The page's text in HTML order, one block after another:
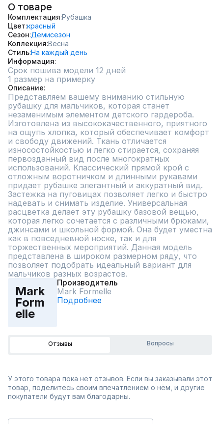
О товаре
Комплектация Рубашка
Цвет красный
Сезон Демисезон
Коллекция Весна
СтильНа каждый день
Информация
Срок пошива модели 12 дней
1 размер на примерку
Описание
Представляем вашему вниманию стильную
рубашку для мальчиков, которая станет
незаменимым элементом детского гардероба.
Изготовлена из высококачественного, приятного
на ощупь хлопка, который обеспечивает комфорт
и свободу движений. Ткань отличается
износостойкостью и легко стирается, сохраняя
первозданный вид после многократных
использований. Классический прямой крой с
отложным воротничком и длинными рукавами
придает рубашке элегантный и аккуратный вид.
Застежка на пуговицах позволяет легко и быстро
надевать и снимать изделие. Универсальная
расцветка делает эту рубашку базовой вещью,
которая легко сочетается с различными брюками,
джинсами и школьной формой. Она будет уместна
как в повседневной носке, так и для
торжественных мероприятий. Данная модель
представлена в широком размерном ряду, что
позволяет подобрать идеальный вариант для
мальчиков разных возрастов.
Mark
Form
elle
Производитель
Mark Formelle
Подробнее
Отзывы Вопросы
У этого товара пока нет отзывов. Если вы заказывали этот
товар, поделитесь своим впечатлением о нём, и другие
покупатели будут вам благодарны.